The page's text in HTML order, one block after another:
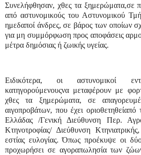
Συνελήφθησαν, χθες τα ξημερώματα,σε
από αστυνομικούς του Αστυνομικού
ημεδαποί άνδρες, σε βάρος των οποίων
για μη συμμόρφωση προς αποφάσεις
μέτρα δημόσιας ή ζωικής υγείας.
Ειδικότερα, οι αστυνομικοί
κατηγορούμενουςνα μεταφέρουν με
χθες τα ξημερώματα, σε
αιγοπροβάτων, που έχει οριοθετηθείαπό
Ελλάδας /Γενική Διεύθυνση Περ.
Κτηνοτροφίας/ Διεύθυνση
εστίας ευλογίας. Όπως προέκυψε οι
προχωρήσει σε αγοραπωλησία των